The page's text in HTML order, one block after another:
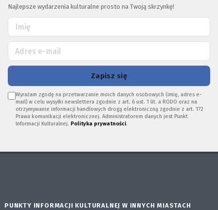
Najlepsze wydarzenia kulturalne prosto na Twoją skrzynkę!
Zapisz się
Wyrażam zgodę na przetwarzanie moich danych osobowych (imię, adres e-
mail) w celu wysyłki newslettera zgodnie z art. 6 ust. 1 lit. a RODO oraz na
otrzymywanie informacji handlowych drogą elektroniczną zgodnie z art. 172
Prawa komunikacji elektronicznej. Administratorem danych jest Punkt
Informacji Kulturalnej. Polityka prywatności.
PUNKTY INFORMACJI KULTURALNEJ W INNYCH MIASTACH